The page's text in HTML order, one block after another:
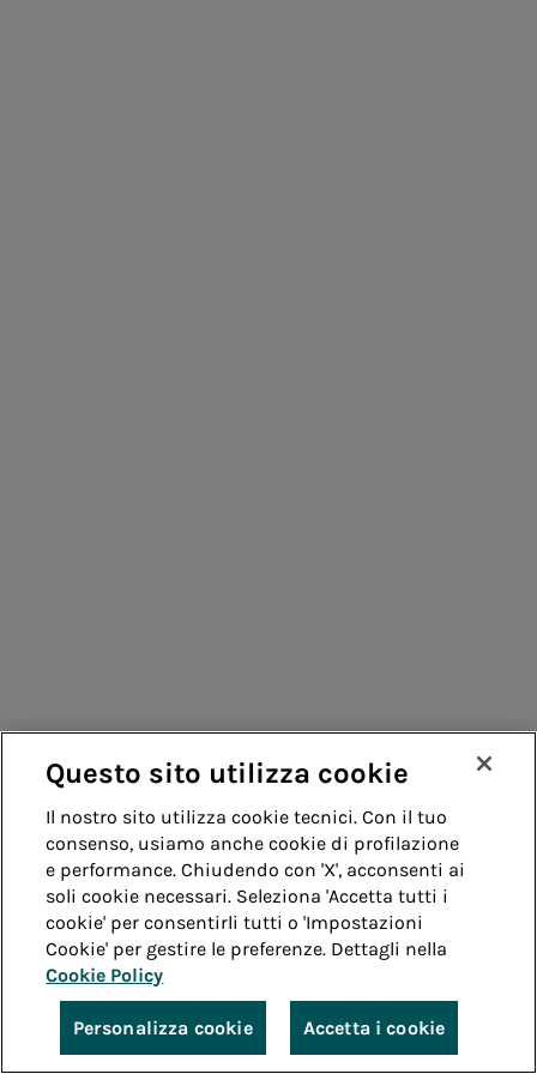
Questo sito utilizza cookie
Il nostro sito utilizza cookie tecnici. Con il tuo
consenso, usiamo anche cookie di profilazione
e performance. Chiudendo con 'X', acconsenti ai
soli cookie necessari. Seleziona 'Accetta tutti i
cookie' per consentirli tutti o 'Impostazioni
Cookie' per gestire le preferenze. Dettagli nella
Cookie Policy
Personalizza cookie Accetta i cookie